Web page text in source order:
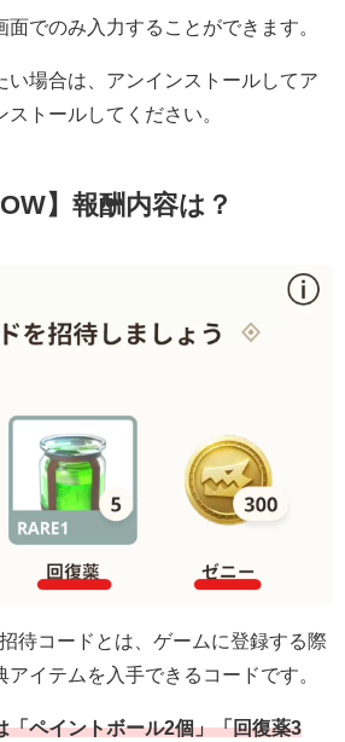
でのみ入力することができます。
い場合は、アンインストールしてア
トールしてください。
】報酬内容は？
待コードとは、ゲームに登録する際
イテムを入手できるコードです。
「ペイントボール2個」「回復薬3